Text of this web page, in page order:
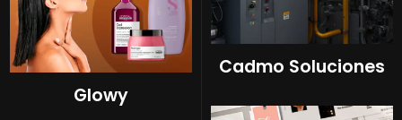
Glowy
Cadmo Soluciones